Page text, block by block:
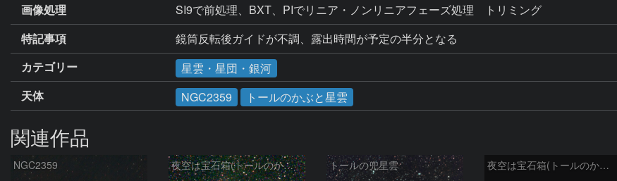
画像処理
SI9で前処理、BXT、PIでリニア・ノンリニアフェーズ処理　トリミング
特記事項
鏡筒反転後ガイドが不調、露出時間が予定の半分となる
カテゴリー
星雲・星団・銀河
天体
NGC2359 トールのかぶと星雲
関連作品
NGC2359 夜空は宝石箱(トールのかぶと星雲 NGC2359) Seestar50 トールの兜星雲 夜空は宝石箱(トールのかぶと星雲 NGC2359) Seestar50